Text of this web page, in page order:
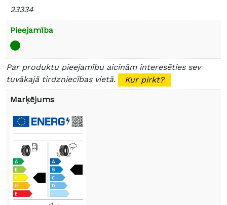
23334
Pieejamība
Par produktu pieejamību aicinām interesēties sev
tuvākajā tirdzniecības vietā.
Kur pirkt?
Marķējums